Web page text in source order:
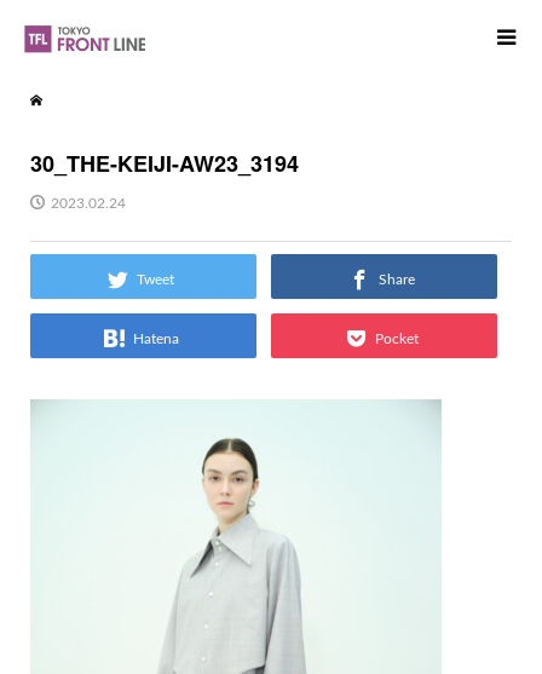
30_THE-KEIJI-AW23_3194
2023.02.24
Tweet Share
Hatena Pocket